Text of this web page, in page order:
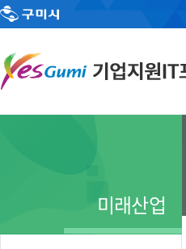
미래산업